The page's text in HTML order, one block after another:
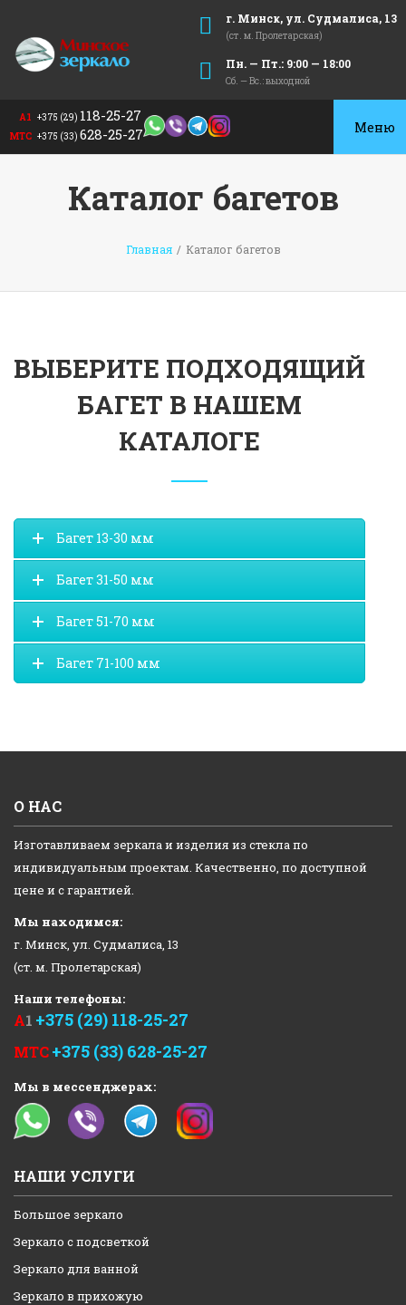
г. Минск, ул. Судмалиса, 13
(ст. м. Пролетарская)
Пн. — Пт.: 9:00 — 18:00
Сб. — Вс.: выходной
А1 +375 (29) 118-25-27
МТС +375 (33) 628-25-27
Toggle
Каталог багетов
Главная / Каталог багетов
ВЫБЕРИТЕ ПОДХОДЯЩИЙ
БАГЕТ В НАШЕМ
КАТАЛОГЕ
Багет 13-30 мм
Багет 31-50 мм
Багет 51-70 мм
Багет 71-100 мм
О НАС
Изготавливаем зеркала и изделия из стекла по
индивидуальным проектам. Качественно, по доступной
цене и с гарантией.
Мы находимся:
г. Минск, ул. Судмалиса, 13
(ст. м. Пролетарская)
Наши телефоны:
А1 +375 (29) 118-25-27
МТС+375 (33) 628-25-27
Мы в мессенджерах:
НАШИ УСЛУГИ
Большое зеркало
Зеркало с подсветкой
Зеркало для ванной
Зеркало в прихожую